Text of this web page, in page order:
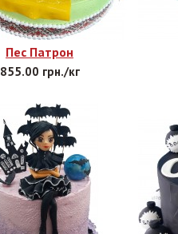
Пес Патрон
855.00 грн./кг